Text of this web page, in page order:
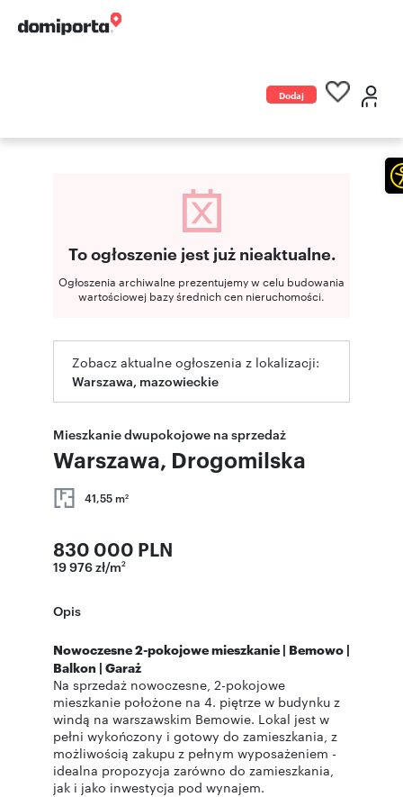
Dodaj
To ogłoszenie jest już nieaktualne.
Ogłoszenia archiwalne prezentujemy w celu budowania
wartościowej bazy średnich cen nieruchomości.
Zobacz aktualne ogłoszenia z lokalizacji:
Warszawa, mazowieckie
Mieszkanie dwupokojowe na sprzedaż
Warszawa, Drogomilska
41,55 m2
830 000 PLN
19 976 zł/m2
Opis
Nowoczesne 2-pokojowe mieszkanie | Bemowo |
Balkon | Garaż
Na sprzedaż nowoczesne, 2-pokojowe
mieszkanie położone na 4. piętrze w budynku z
windą na warszawskim Bemowie. Lokal jest w
pełni wykończony i gotowy do zamieszkania, z
możliwością zakupu z pełnym wyposażeniem -
idealna propozycja zarówno do zamieszkania,
jak i jako inwestycja pod wynajem.